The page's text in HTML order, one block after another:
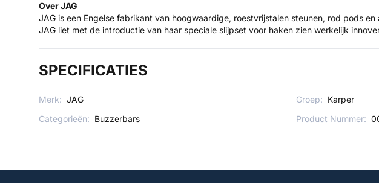
Over JAG
JAG is een Engelse fabrikant van hoogwaardige, roestvrijstalen steunen, rod pods
JAG liet met de introductie van haar speciale slijpset voor haken zien werkelijk
SPECIFICATIES
Merk: JAG Groep: Karper
Categorieën: Buzzerbars Product Nummer: